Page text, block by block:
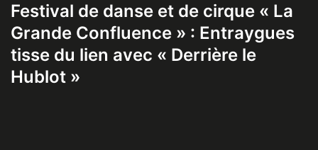
Festival de danse et de cirque « La
Grande Confluence » : Entraygues
tisse du lien avec « Derrière le
Hublot »